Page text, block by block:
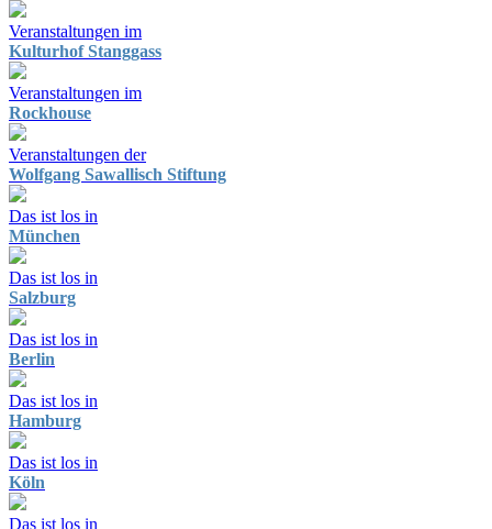
Veranstaltungen im
Kulturhof Stanggass
Veranstaltungen im
Rockhouse
Veranstaltungen der
Wolfgang Sawallisch Stiftung
Das ist los in
München
Das ist los in
Salzburg
Das ist los in
Berlin
Das ist los in
Hamburg
Das ist los in
Köln
Das ist los in